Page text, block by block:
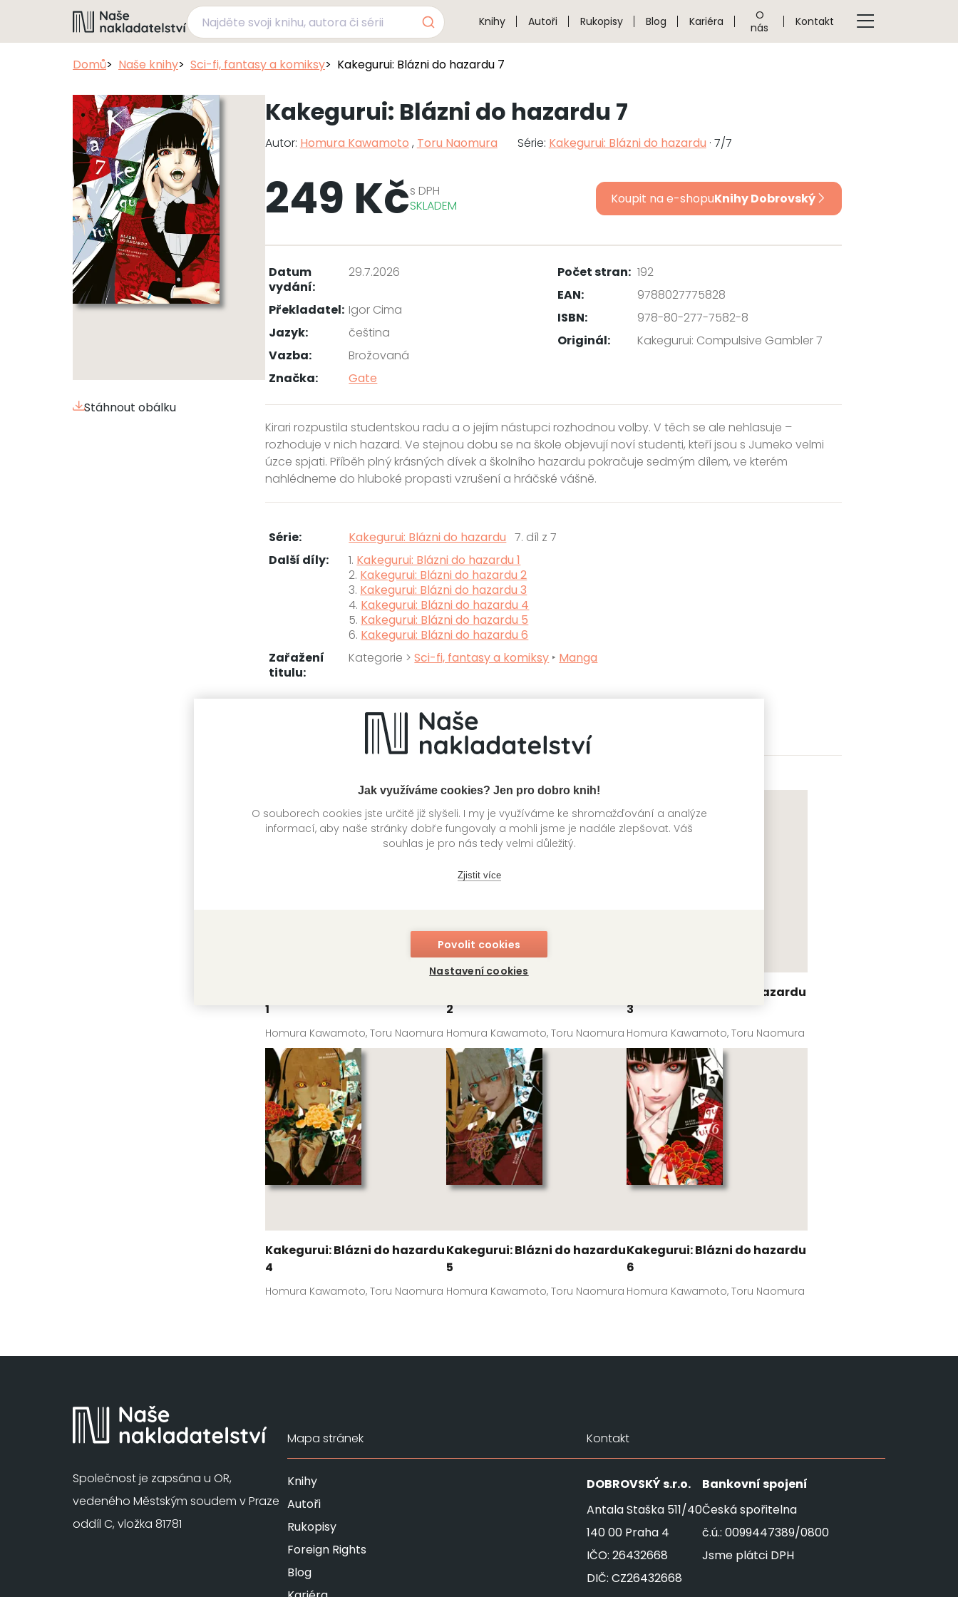
Jak využíváme cookies? Jen pro dobro knih!
O souborech cookies jste určitě již slyšeli. I my je využíváme ke shromažďování a analýze
informací, aby naše stránky dobře fungovaly a mohli jsme je nadále zlepšovat. Váš
souhlas je pro nás tedy velmi důležitý.
Zjistit více
Povolit cookies
Nastavení cookies
Knihy Autoři Rukopisy Blog Kariéra
O
nás
Kontakt
Domů Naše knihy Sci-fi, fantasy a komiksy Kakegurui: Blázni do hazardu 7
Stáhnout obálku
Kakegurui: Blázni do hazardu 7
Autor: Homura Kawamoto , Toru Naomura Série: Kakegurui: Blázni do hazardu · 7/7
249 Kčs DPH
SKLADEM
Koupit na e-shopuKnihy Dobrovský
Datum
vydání:
29.7.2026
Překladatel: Igor Cima
Jazyk:
čeština
Vazba:
Brožovaná
Počet stran: 192
EAN:
9788027775828
ISBN:
978-80-277-7582-8
Originál:
Kakegurui: Compulsive Gambler 7
Značka: Gate
Kirari rozpustila studentskou radu a o jejím nástupci rozhodnou volby. V těch se ale nehlasuje –
rozhoduje v nich hazard. Ve stejnou dobu se na škole objevují noví studenti, kteří jsou s Jumeko velmi
úzce spjati. Příběh plný krásných dívek a školního hazardu pokračuje sedmým dílem, ve kterém
nahlédneme do hluboké propasti vzrušení a hráčské vášně.
Série: Kakegurui: Blázni do hazardu 7. díl z 7
Další díly:
1. Kakegurui: Blázni do hazardu 1
2. Kakegurui: Blázni do hazardu 2
3. Kakegurui: Blázni do hazardu 3
4. Kakegurui: Blázni do hazardu 4
5. Kakegurui: Blázni do hazardu 5
6. Kakegurui: Blázni do hazardu 6
Zařažení
titulu:
Kategorie >Sci-fi, fantasy a komiksy ‣ Manga
Další knihy autora
1
Homura Kawamoto, Toru Naomura
2
Homura Kawamoto, Toru Naomura
Kakegurui: Blázni do hazardu
3
Homura Kawamoto, Toru Naomura
Kakegurui: Blázni do hazardu
4
Homura Kawamoto, Toru Naomura
Kakegurui: Blázni do hazardu
5
Homura Kawamoto, Toru Naomura
Kakegurui: Blázni do hazardu
6
Homura Kawamoto, Toru Naomura
Společnost je zapsána u OR,
vedeného Městským soudem v Praze
oddíl C, vložka 81781
Mapa stránek
Knihy
Autoři
Rukopisy
Foreign Rights
Blog
Kontakt
DOBROVSKÝs.r.o.
Antala Staška 511/40
140 00 Praha 4
IČO: 26432668
DIČ: CZ26432668
Bankovní spojení
Česká spořitelna
č.ú.: 0099447389/0800
Jsme plátci DPH